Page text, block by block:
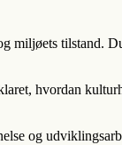
tilstand.
hvordan
og